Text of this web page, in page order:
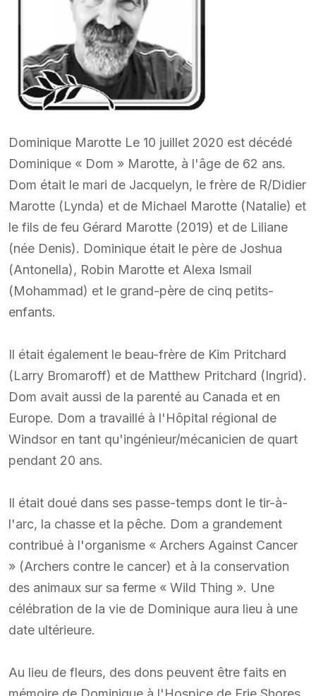
Dominique Marotte Le 10 juillet 2020 est décédé
Dominique « Dom » Marotte, à l'âge de 62 ans.
Dom était le mari de Jacquelyn, le frère de R/Didier
Marotte (Lynda) et de Michael Marotte (Natalie) et
le fils de feu Gérard Marotte (2019) et de Liliane
(née Denis). Dominique était le père de Joshua
(Antonella), Robin Marotte et Alexa Ismail
(Mohammad) et le grand-père de cinq petits-
enfants.
Il était également le beau-frère de Kim Pritchard
(Larry Bromaroff) et de Matthew Pritchard (Ingrid).
Dom avait aussi de la parenté au Canada et en
Europe. Dom a travaillé à l'Hôpital régional de
Windsor en tant qu'ingénieur/mécanicien de quart
pendant 20 ans.
Il était doué dans ses passe-temps dont le tir-à-
l'arc, la chasse et la pêche. Dom a grandement
contribué à l'organisme « Archers Against Cancer
» (Archers contre le cancer) et à la conservation
des animaux sur sa ferme « Wild Thing ». Une
célébration de la vie de Dominique aura lieu à une
date ultérieure.
Au lieu de fleurs, des dons peuvent être faits en